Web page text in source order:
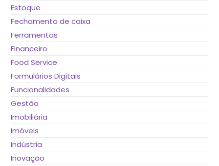
Estoque
Fechamento de caixa
Ferramentas
Financeiro
Food Service
Formulários Digitais
Funcionalidades
Gestão
Imobiliária
Imóveis
Indústria
Inovação